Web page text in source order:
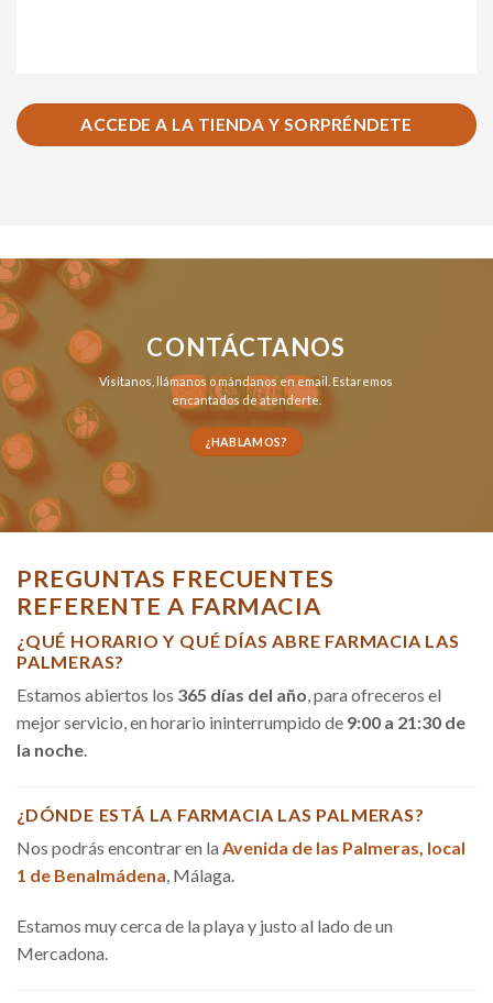
ACCEDE A LA TIENDA Y SORPRÉNDETE
CONTÁCTANOS
Visítanos, llámanosomándanos en email . Estaremos
encantados de atenderte.
¿HABLAMOS?
PREGUNTAS FRECUENTES
REFERENTE A FARMACIA
¿QUÉ HORARIO Y QUÉ DÍAS ABRE FARMACIA LAS
PALMERAS?
Estamos abiertos los 365 días del año, para ofreceros el
mejor servicio, en horario ininterrumpido de 9:00 a 21:30 de
la noche.
¿DÓNDE ESTÁ LA FARMACIA LAS PALMERAS?
Nos podrás encontrar en la Avenida de las Palmeras, local
1 de Benalmádena, Málaga.
Estamos muy cerca de la playa y justo al lado de un
Mercadona.